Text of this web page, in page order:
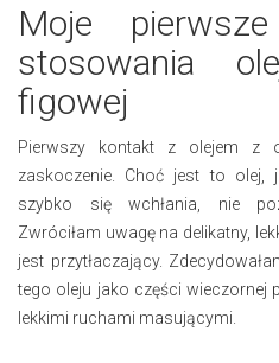
Moje
stosowania
figowej
Pierwszy kontakt z olejem z
zaskoczenie. Choć jest to olej,
szybko się wchłania, nie
Zwróciłam uwagę na delikatny,
jest przytłaczający.
tego oleju jako części wieczornej
lekkimi ruchami masującymi.